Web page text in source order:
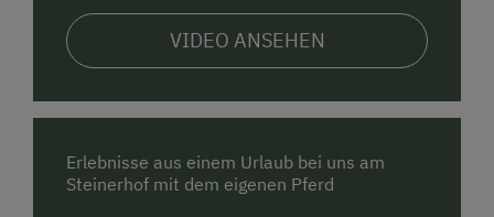
Fortgeschritteneerhalten qualifizierten
Reitunterricht auf unseremgroßzügigen Reitplatz
(20 × 60 m)und in unserermodernen Reithalle.
• FürGenießergibt’s herrliche Ausritte durch die
umliegende Natur.
Unser GeheimTIPP:Wer mit seinem Pferd noch
VIDEO ANSEHEN
Erlebnisse aus einem Urlaub bei uns am
Steinerhof mit dem eigenen Pferd